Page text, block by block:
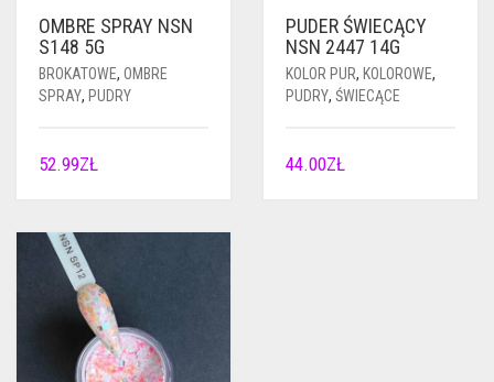
OMBRE SPRAY NSN
S148 5G
BROKATOWE, OMBRE
SPRAY, PUDRY
52.99ZŁ
PUDER ŚWIECĄCY
NSN 2447 14G
KOLOR PUR, KOLOROWE,
PUDRY, ŚWIECĄCE
44.00ZŁ